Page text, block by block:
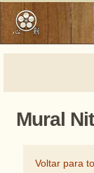
Mural
Voltar para